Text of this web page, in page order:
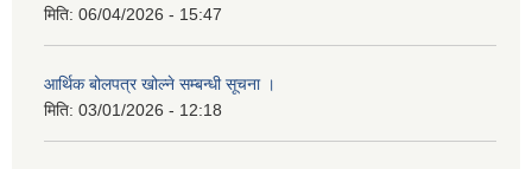
मिति: 06/04/2026 - 15:47
आर्थिक बोलपत्र खोल्ने सम्बन्धी सूचना ।
मिति: 03/01/2026 - 12:18